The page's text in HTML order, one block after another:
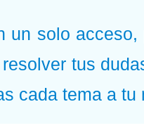
un solo
tus
cada tema a tu